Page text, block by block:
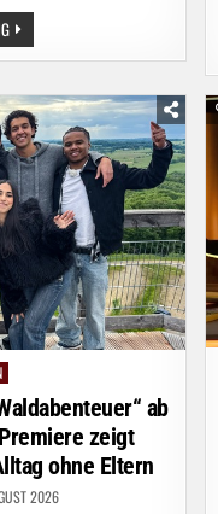
EINE
LIVE-
TALKSHOW.
GEGNER.
EIN
„DUELL“
(AT):
DREHSCHLUSS
FÜR
BR-/ORF-
POLITTHRILLER
MIT
URSINA
LARDI
UND
GODEHARD
GIESE
ab
zeigt
ohne Eltern
2026